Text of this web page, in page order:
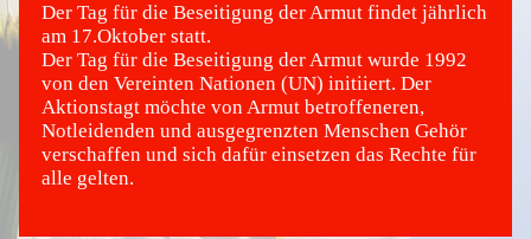
©
Der Tag für die Beseitigung der Armut findet jährlich
am 17.Oktober statt.
Der Tag für die Beseitigung der Armut wurde 1992
von den Vereinten Nationen (UN) initiiert. Der
Aktionstagt möchte von Armut betroffeneren,
Notleidenden und ausgegrenzten Menschen Gehör
verschaffen und sich dafür einsetzen das Rechte für
alle gelten.